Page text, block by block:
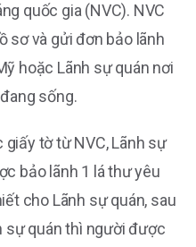
quốc gia (NVC). NVC
sơ và gửi đơn bảo lãnh
hoặc Lãnh sự quán nơi
sống.
tờ từ NVC, Lãnh sự
bảo lãnh 1 lá thư yêu
cho Lãnh sự quán, sau
sự quán thì người được